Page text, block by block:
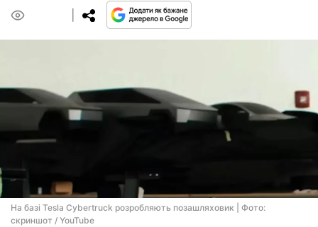
На базі Tesla Cybertruck розробляють позашляховик | Фото:
скриншот / YouTube